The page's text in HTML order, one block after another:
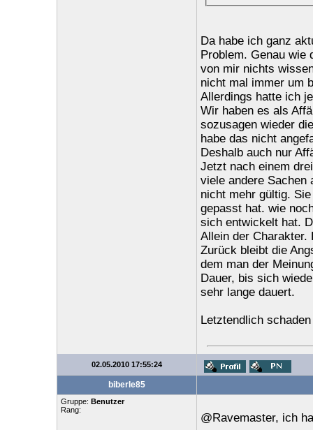
Da habe ich ganz
Problem. Genau wie
von mir nichts
nicht mal immer um
Allerdings hatte ich
Wir haben es als
sozusagen wieder
habe das nicht
Deshalb auch nur
Jetzt nach einem
viele andere Sachen
nicht mehr gültig.
gepasst hat. wie
sich entwickelt hat.
Allein der Charakter.
Zurück bleibt die
dem man der
Dauer, bis sich
sehr lange dauert.
Letztendlich
02.05.2010 17:55:24
biberle85
Gruppe: Benutzer
Rang:
@Ravemaster, ich